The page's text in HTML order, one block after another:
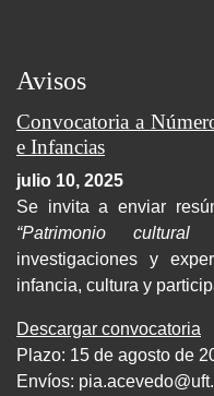
Avisos
Convocatoria a
e Infancias
julio 10, 2025
Se invita a enviar
“Patrimonio
investigaciones y
infancia, cultura y
Descargar convocatoria
Plazo: 15 de agosto de
Envíos: